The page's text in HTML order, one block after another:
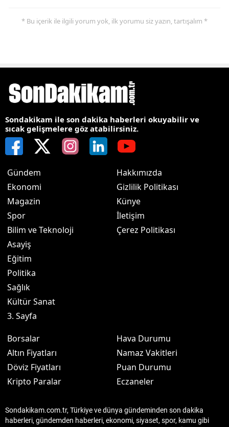
* Bu içerik ile ilgili yorum yok, ilk yorumu siz yazın, tartışalım *
Sondakikam ile son dakika haberleri okuyabilir ve
sıcak gelişmelere göz atabilirsiniz.
Gündem
Ekonomi
Magazin
Spor
Bilim ve Teknoloji
Asayiş
Eğitim
Politika
Sağlık
Kültür Sanat
3. Sayfa
Hakkımızda
Gizlilik Politikası
Künye
İletişim
Çerez Politikası
Borsalar
Altın Fiyatları
Döviz Fiyatları
Kripto Paralar
Hava Durumu
Namaz Vakitleri
Puan Durumu
Eczaneler
Sondakikam.com.tr, Türkiye ve dünya gündeminden son dakika
haberleri, gündemden haberleri, ekonomi, siyaset, spor, kamu gibi